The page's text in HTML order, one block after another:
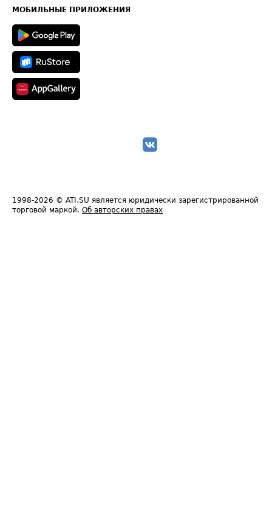
Техническая информация
МОБИЛЬНЫЕ ПРИЛОЖЕНИЯ
1998-2026 © ATI.SU является юридически зарегистрированной
торговой маркой. Об авторских правах